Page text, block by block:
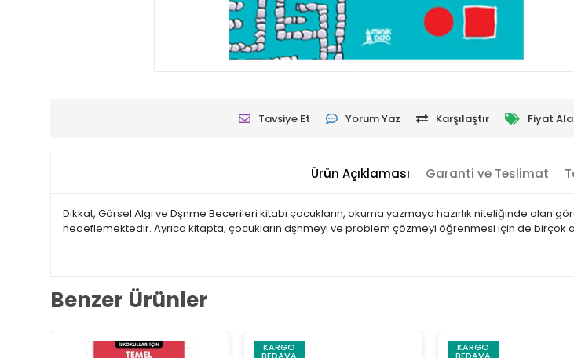
Tavsiye Et Yorum Yaz Karşılaştır Fiyat
Ürün Açıklaması Garanti ve Teslimat
Dikkat, Görsel Algı ve Dşnme Becerileri kitabı çocukların, okuma yazmaya hazırlık niteliğinde olan
hedeflemektedir. Ayrıca kitapta, çocukların dşnmeyi ve problem çözmeyi öğrenmesi için de birçok
Benzer Ürünler
KARGO KARGO